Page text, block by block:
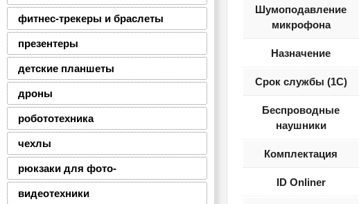
фитнес-трекеры и браслеты
презентеры
детские планшеты
дроны
робототехника
чехлы
рюкзаки для фото-
видеотехники
Шумоподавление
микрофона
Назначение
Срок службы (1С)
Беспроводные
наушники
Комплектация
ID Onliner